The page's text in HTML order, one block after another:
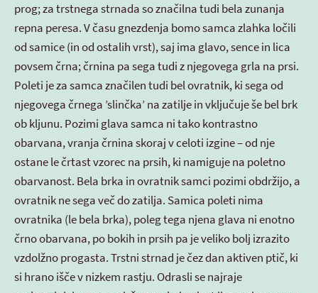
prog; za trstnega strnada so značilna tudi bela zunanja
repna peresa. V času gnezdenja bomo samca zlahka ločili
od samice (in od ostalih vrst), saj ima glavo, sence in lica
povsem črna; črnina pa sega tudi z njegovega grla na prsi.
Poleti je za samca značilen tudi bel ovratnik, ki sega od
njegovega črnega ’slinčka’ na zatilje in vključuje še bel brk
ob kljunu. Pozimi glava samca ni tako kontrastno
obarvana, vranja črnina skoraj v celoti izgine – od nje
ostane le črtast vzorec na prsih, ki namiguje na poletno
obarvanost. Bela brka in ovratnik samci pozimi obdržijo, a
ovratnik ne sega več do zatilja. Samica poleti nima
ovratnika (le bela brka), poleg tega njena glava ni enotno
črno obarvana, po bokih in prsih pa je veliko bolj izrazito
vzdolžno progasta. Trstni strnad je čez dan aktiven ptič, ki
si hrano išče v nizkem rastju. Odrasli se najraje